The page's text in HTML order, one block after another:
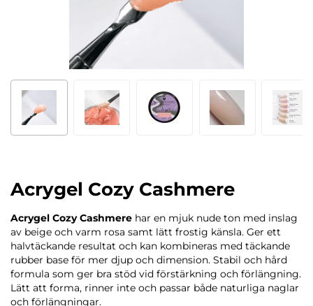
Acrygel Cozy Cashmere
Acrygel Cozy Cashmere har en mjuk nude ton med inslag
av beige och varm rosa samt lätt frostig känsla. Ger ett
halvtäckande resultat och kan kombineras med täckande
rubber base för mer djup och dimension. Stabil och hård
formula som ger bra stöd vid förstärkning och förlängning.
Lätt att forma, rinner inte och passar både naturliga naglar
och förlängningar.